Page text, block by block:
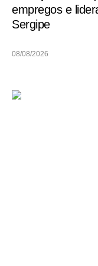
empregos e
Sergipe
08/08/2026